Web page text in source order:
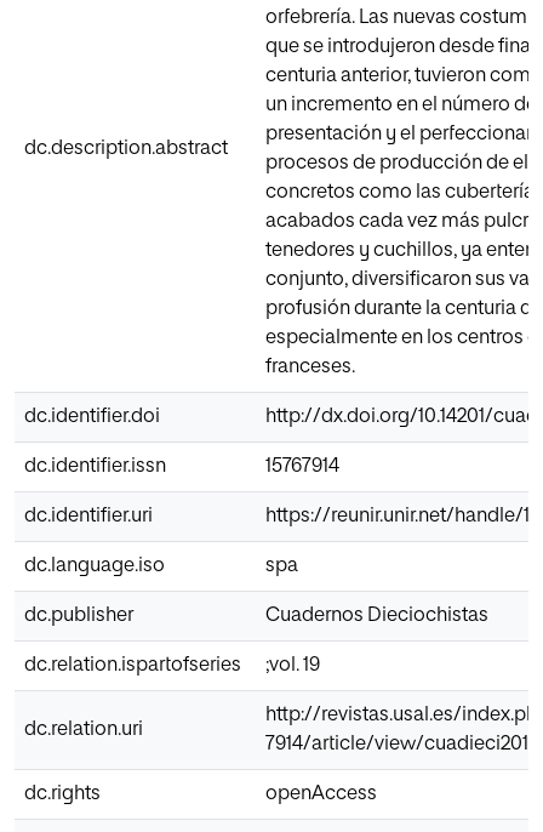
dc.description.abstract
orfebrería. Las nuevas
que se introdujeron desde
centuria anterior, tuvieron
un incremento en el número de
presentación y el
procesos de producción de
concretos como las
acabados cada vez más
tenedores y cuchillos, ya
conjunto, diversificaron sus
profusión durante la centuria
especialmente en los centros
franceses.
dc.identifier.doi http://dx.doi.org/10.14201/
dc.identifier.issn 15767914
dc.identifier.uri https://reunir.unir.net/handle/
dc.language.iso spa
dc.publisher Cuadernos Dieciochistas
dc.relation.ispartofseries ;vol. 19
dc.relation.uri
http://revistas.usal.es/
7914/article/view/
dc.rights openAccess